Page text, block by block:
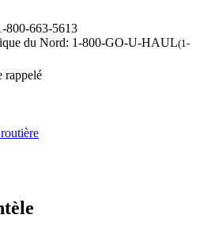
800-663-5613
du Nord: 1-800-GO-U-HAUL(1-
rappelé